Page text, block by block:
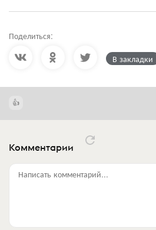
Поделиться:
В закладки
Комментарии
Написать комментарий...